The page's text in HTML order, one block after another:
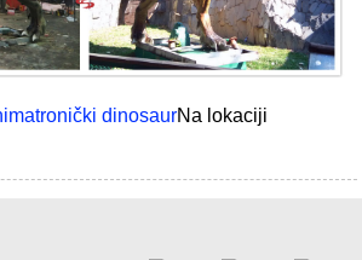
dinosaurNa lokaciji